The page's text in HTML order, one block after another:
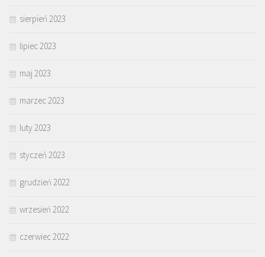
sierpień 2023
lipiec 2023
maj 2023
marzec 2023
luty 2023
styczeń 2023
grudzień 2022
wrzesień 2022
czerwiec 2022